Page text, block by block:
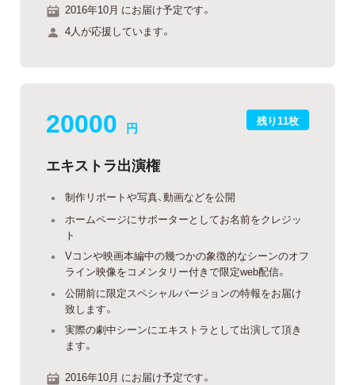
2016年10月 にお届け予定です。
4人が応援しています。
残り11枚
20000 円
エキストラ出演権
制作リポートや写真、動画などを公開
ホームページにサポーターとしてお名前をクレジッ
ト
Vコンや映画本編中の幾つかの象徴的なシーンのオフ
ライン映像をコメンタリー付きで限定web配信。
公開前に限定スペシャルバージョンの特報をお届け
致します。
実際の劇中シーンにエキストラとして出演して頂き
ます。
2016年10月 にお届け予定です。